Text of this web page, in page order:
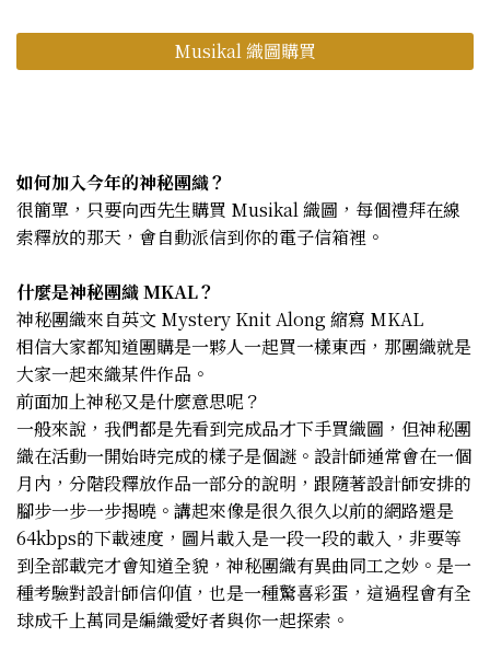
Musikal 織圖購買
如何加入今年的神秘團織？
很簡單，只要向西先生購買 Musikal 織圖，每個禮拜在線
索釋放的那天，會自動派信到你的電子信箱裡。
什麼是神秘團織 MKAL？
神秘團織來自英文 Mystery Knit Along 縮寫 MKAL​
相信大家都知道團購是一夥人一起買一樣東西，那團織就是
大家一起來織某件作品。
前面加上神秘又是什麼意思呢？
一般來說，我們都是先看到完成品才下手買織圖，但神秘團
織在活動一開始時完成的樣子是個謎。設計師通常會在一個
月內，分階段釋放作品一部分的說明，跟隨著設計師安排的
腳步一步一步揭曉。講起來像是很久很久以前的網路還是
64kbps的下載速度，圖片載入是一段一段的載入，非要等
到全部載完才會知道全貌，神秘團織有異曲同工之妙。是​一
種考驗對設計師信仰值，也是一種驚喜彩蛋，這過程會有全
球成千上萬同是編織愛好者與你一起探索。